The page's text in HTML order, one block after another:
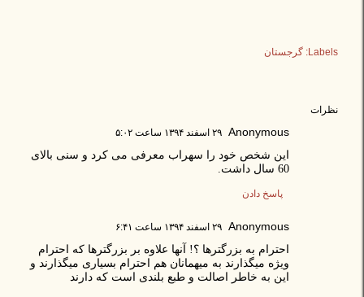
Labels: گرجستان
نظرات
Anonymous ۲۹ اسفند ۱۳۹۴ ساعت ۵:۰۲
این شخص خود را سهراب معرفی می کرد و سنی بالای
60 سال داشت.
پاسخ دادن
Anonymous ۲۹ اسفند ۱۳۹۴ ساعت ۶:۴۱
احترام به بزرگترها ؟! آنها علاوه بر بزرگترها که احترام
ویژه میگذارند به میهمانان هم احترام بسیاری میگذارند و
این به خاطر اصالت و طبع بلندی است که دارند